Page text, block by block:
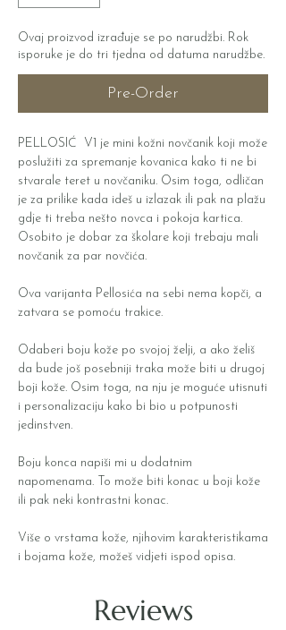
Ovaj proizvod izrađuje se po narudžbi. Rok
isporuke je do tri tjedna od datuma narudžbe.
Pre-Order
PELLOSIĆ V1 je mini kožni novčanik koji može
poslužiti za spremanje kovanica kako ti ne bi
stvarale teret u novčaniku. Osim toga, odličan
je za prilike kada ideš u izlazak ili pak na plažu
gdje ti treba nešto novca i pokoja kartica.
Osobito je dobar za školare koji trebaju mali
novčanik za par novčića.
Ova varijanta Pellosića na sebi nema kopči, a
zatvara se pomoću trakice.
Odaberi boju kože po svojoj želji, a ako želiš
da bude još posebniji traka može biti u drugoj
boji kože. Osim toga, na nju je moguće utisnuti
i personalizaciju kako bi bio u potpunosti
jedinstven.
Boju konca napiši mi u dodatnim
napomenama. To može biti konac u boji kože
ili pak neki kontrastni konac.
Više o vrstama kože, njihovim karakteristikama
i bojama kože, možeš vidjeti ispod opisa.
Reviews